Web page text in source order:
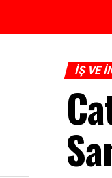
İŞ VE